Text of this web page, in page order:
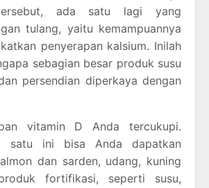
ada satu lagi yang
tulang, yaitu kemampuannya
penyerapan kalsium. Inilah
sebagian besar produk susu
persendian diperkaya dengan
vitamin D Anda tercukupi.
satu ini bisa Anda dapatkan
dan sarden, udang, kuning
fortifikasi, seperti susu,